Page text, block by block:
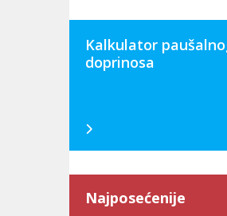
Kalkulator
doprinosa
Najposećenije